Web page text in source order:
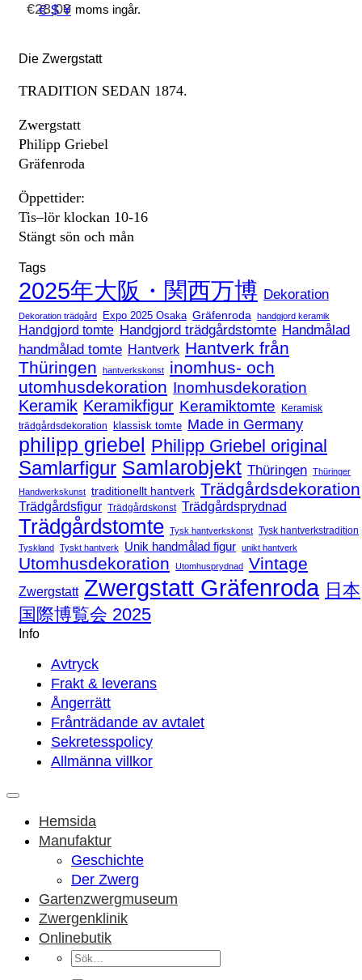
€ $ ¥
€28,00 moms ingår.
Die Zwergstatt
TRADITION SEDAN 1874.
Zwergstatt
Philipp Griebel
Gräfenroda
Öppettider:
Tis–lör klockan 10-16
Stängt sön och mån
Tags
2025年大阪・関西万博 Dekoration
Dekoration trädgård Expo 2025 Osaka Gräfenroda handgjord keramik
Handgjord tomte Handgjord trädgårdstomte Handmålad
handmålad tomte Hantverk Hantverk från
Thüringen
hantverkskonst
inomhus- och
utomhusdekoration Inomhusdekoration
Keramik Keramikfigur Keramiktomte
Keramisk
trädgårdsdekoration
klassisk tomte Made in Germany
philipp griebel Philipp Griebel original
Samlarfigur Samlarobjekt Thüringen Thüringer
Handwerkskunst traditionellt hantverk Trädgårdsdekoration
Trädgårdsfigur Trädgårdskonst Trädgårdsprydnad
Trädgårdstomte Tysk hantverkskonst Tysk hantverkstradition
Tyskland Tyskt hantverk Unik handmålad figur unikt hantverk
Utomhusdekoration Utomhusprydnad Vintage
Zwergstatt Zwergstatt Gräfenroda 日本
国際博覧会 2025
Info
Avtryck
Frakt & leverans
Ångerrätt
Frånträdande av avtalet
Sekretesspolicy
Allmänna villkor
Hemsida
Manufaktur
Geschichte
Der Zwerg
Gartenzwergmuseum
Zwergenklinik
Onlinebutik
Sök
efter: